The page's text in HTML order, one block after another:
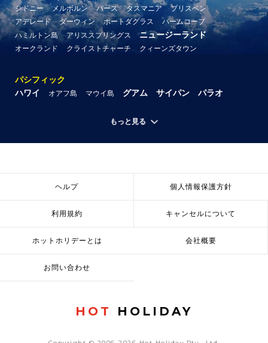
シドニー
メルボルン パース タスマニア
ブリスベン
アデレード
ダーウィン ポートダグラス
パームコーブ
ハミルトン島
アリススプリングス ニュージーランド
オークランド クライストチャーチ クィーンズタウン
パシフィック
ハワイ
オアフ島 マウイ島 グアム サイパン パラオ
もっと見る
ヘルプ 個人情報保護方針
利用規約 キャンセルについて
ホットホリデーとは 会社概要
お問い合わせ
HOT HOLIDAY